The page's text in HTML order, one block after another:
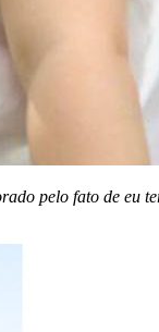
pelo fato de eu